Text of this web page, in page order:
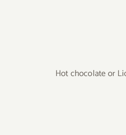
Hot chocolate or